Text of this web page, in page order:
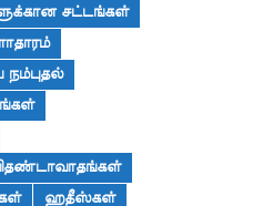
சட்டங்கள்
ஹதீஸ்கள்